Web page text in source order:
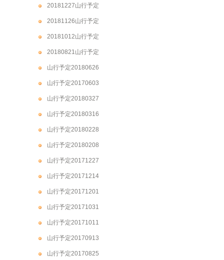
20181227山行予定
20181126山行予定
20181012山行予定
20180821山行予定
山行予定20180626
山行予定20170603
山行予定20180327
山行予定20180316
山行予定20180228
山行予定20180208
山行予定20171227
山行予定20171214
山行予定20171201
山行予定20171031
山行予定20171011
山行予定20170913
山行予定20170825